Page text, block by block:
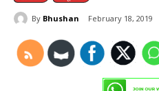
By Bhushan February 18, 2019